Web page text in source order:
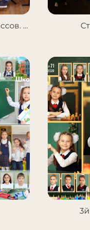
ФОТОСЕССИЯ старших классов. 700р с человека, от 15 человек.